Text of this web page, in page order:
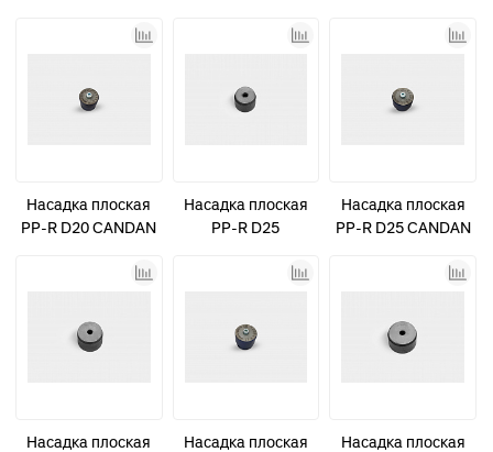
Насадка плоская
PP-R D20 CANDAN
Насадка плоская
PP-R D25
Насадка плоская
PP-R D25 CANDAN
Насадка плоская
Насадка плоская
Насадка плоская